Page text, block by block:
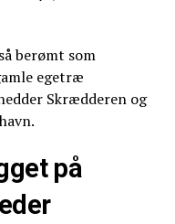
berømt som
egetræ
Skrædderen og
på